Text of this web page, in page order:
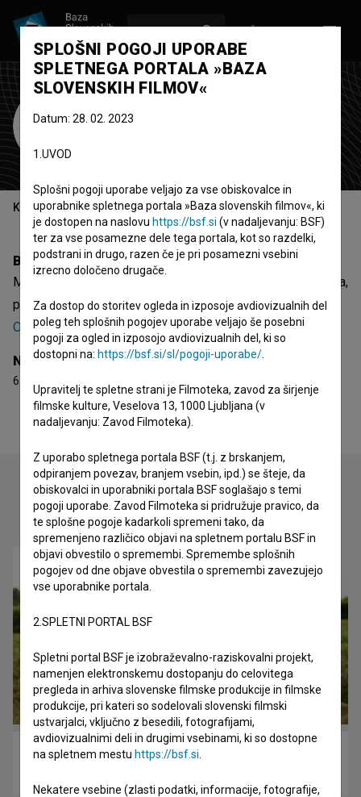
Miha Mlaker
Kazalo
Biografija
Miha Mlaker je režiser in scenarist. Najodmevnejša projekta,
pri katerih je sodeloval, staElektro-Orson (2003)in
Očetnjava (2004). Prejel je 6 nagrad.
Nagrade
6 nagrad
Oglejte si
Petelinji zajtrk (2007)
SPLOŠNI POGOJI UPORABE
SPLETNEGA PORTALA »BAZA
SLOVENSKIH FILMOV«
Datum: 28. 02. 2023
1.UVOD
Splošni pogoji uporabe veljajo za vse obiskovalce in
uporabnike spletnega portala »Baza slovenskih filmov«, ki
je dostopen na naslovu https://bsf.si (v nadaljevanju: BSF)
ter za vse posamezne dele tega portala, kot so razdelki,
podstrani in drugo, razen če je pri posamezni vsebini
izrecno določeno drugače.
Za dostop do storitev ogleda in izposoje avdiovizualnih del
poleg teh splošnih pogojev uporabe veljajo še posebni
pogoji za ogled in izposojo avdiovizualnih del, ki so
dostopni na: https://bsf.si/sl/pogoji-uporabe/
Upravitelj te spletne strani je Filmoteka, zavod za širjenje
filmske kulture, Veselova 13, 1000 Ljubljana (v
nadaljevanju: Zavod Filmoteka).
Z uporabo spletnega portala BSF (t.j. z brskanjem,
odpiranjem povezav, branjem vsebin, ipd.) se šteje, da
obiskovalci in uporabniki portala BSF soglašajo s temi
pogoji uporabe. Zavod Filmoteka si pridružuje pravico, da
te splošne pogoje kadarkoli spremeni tako, da
spremenjeno različico objavi na spletnem portalu BSF in
objavi obvestilo o spremembi. Spremembe splošnih
pogojev od dne objave obvestila o spremembi zavezujejo
vse uporabnike portala.
2.SPLETNI PORTAL BSF
Spletni portal BSF je izobraževalno-raziskovalni projekt,
namenjen elektronskemu dostopanju do celovitega
pregleda in arhiva slovenske filmske produkcije in filmske
produkcije, pri kateri so sodelovali slovenski filmski
ustvarjalci, vključno z besedili, fotografijami,
avdiovizualnimi deli in drugimi vsebinami, ki so dostopne
na spletnem mestu https://bsf.si
Nekatere vsebine (zlasti podatki, informacije, fotografije,